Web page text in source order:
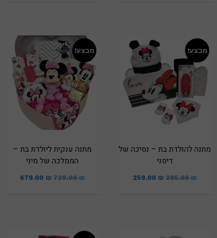
מבצע!
מתנה להולדת בת – נסיכה של
דיסני
285.00₪
259.00 ₪
מבצע!
מתנה ענקית ליולדת בת –
הממלכה של מיני
729.00₪
679.00 ₪